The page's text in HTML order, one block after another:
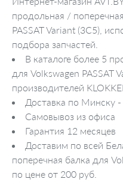
продольная /
PASSAT Variant (3C5),
подбора запчастей.
В каталоге более 5
для Volkswagen PASSAT
производителей
Доставка по Минску -
Самовывоз из офиса
Гарантия 12 месяцев
Доставим по всей
поперечная балка для
по цене от 200 руб.